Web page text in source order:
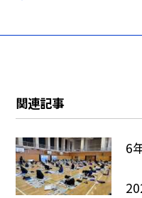
関連記事
6